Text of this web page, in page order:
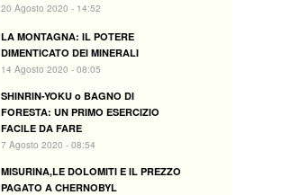
20 Agosto 2020 - 14:52
LA MONTAGNA: IL POTERE
DIMENTICATO DEI MINERALI
14 Agosto 2020 - 08:05
SHINRIN-YOKU o BAGNO DI
FORESTA: UN PRIMO ESERCIZIO
FACILE DA FARE
7 Agosto 2020 - 08:54
MISURINA,LE DOLOMITI E IL PREZZO
PAGATO A CHERNOBYL